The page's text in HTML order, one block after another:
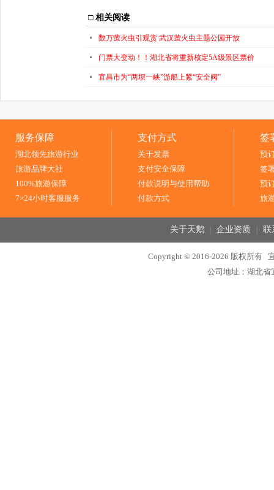
□ 相关阅读
数万萤火虫引观赏 武汉萤火虫主题公园开放
门票大变动！！湖北省将重新核定5A级景区票价
宜昌市为“两坝一峡”游船上紧“安全阀”
服务保障
湖北领先旅游行业
旅游品牌大社
100%旅游保障
7×24小时客服服务
支付方式
关于发票
支付安全保障
付款说明与使用帮助
付款方式
签
预
签
预
旅
关于天鹅| 企业资质| 联
Copyright © 2016-2026 版权所有
公司地址：湖北省